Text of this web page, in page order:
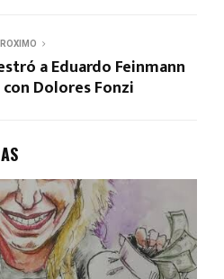
a Eduardo Feinmann
Dolores Fonzi